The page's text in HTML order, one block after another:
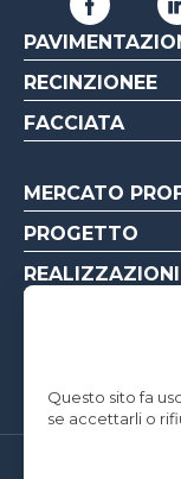
RECINZIONEE
FACCIATA
MERCATO
PROGETTO
Questo sito fa
se accettarli o